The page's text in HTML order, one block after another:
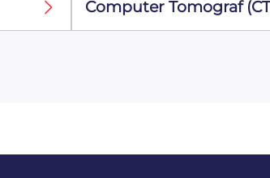
Computer Tomograf